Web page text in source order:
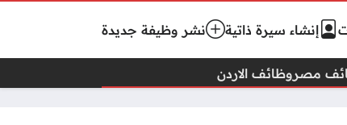
إنشاء سيرة ذاتية نشر وظيفة جديدة
مصروظائف الاردن